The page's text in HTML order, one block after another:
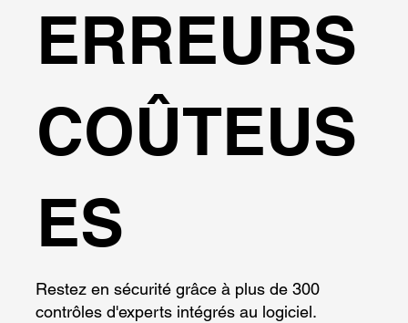
ERREURS
COÛTEUS
ES
Restez en sécurité grâce à plus de 300
contrôles d'experts intégrés au logiciel.